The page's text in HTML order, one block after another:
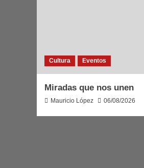
Cultura Eventos
Miradas que nos unen
Mauricio López 06/08/2026